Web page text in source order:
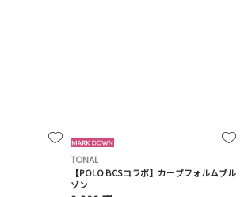
TONAL
【POLO BCSコラボ】カーブフォルムブル
ゾン